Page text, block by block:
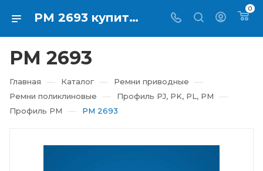
PM 2693 купить в Екатеринбурге ⇨ RTI-KUPI
0
PM 2693
Главная — Каталог — Ремни приводные —
Ремни поликлиновые — Профиль PJ, PK, PL, PM —
Профиль PM — PM 2693